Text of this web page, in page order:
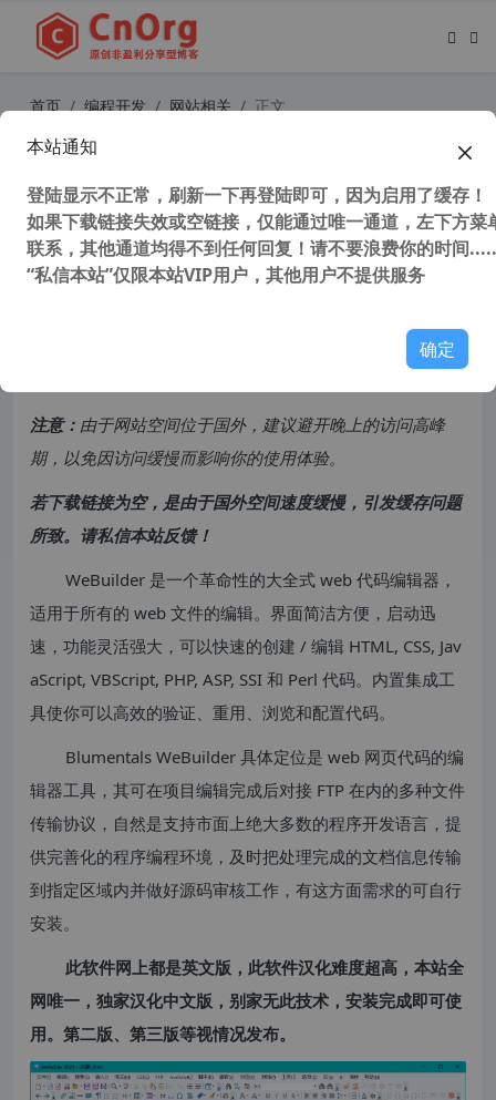
首页 编程开发 网站相关 正文
独家汉化 Blumentals WeBuilder 20
25 v18.2.0.265 中文版 Web代码编辑
器 网页编辑器
41,696 次浏览次阅读
注意： 由于网站空间位于国外，建议避开晚上的访问高峰
期，以免因访问缓慢而影响你的使用体验。
若下载链接为空，是由于国外空间速度缓慢，引发缓存问题
所致。请私信本站反馈！
WeBuilder 是一个革命性的大全式 web 代码编辑器，
适用于所有的 web 文件的编辑。界面简洁方便，启动迅
速，功能灵活强大，可以快速的创建 / 编辑 HTML, CSS, Jav
aScript, VBScript, PHP, ASP, SSI 和 Perl 代码。内置集成工
具使你可以高效的验证、重用、浏览和配置代码。
Blumentals WeBuilder 具体定位是 web 网页代码的编
辑器工具，其可在项目编辑完成后对接 FTP 在内的多种文件
传输协议，自然是支持市面上绝大多数的程序开发语言，提
供完善化的程序编程环境，及时把处理完成的文档信息传输
到指定区域内并做好源码审核工作，有这方面需求的可自行
安装。
此软件网上都是英文版，此软件汉化难度超高，本站全
网唯一，独家汉化中文版，别家无此技术，安装完成即可使
用。第二版、第三版等视情况发布。
本站通知
登陆显示不正常，刷新一下再登陆即可，因为启用了缓存！
如果下载链接失效或空链接，仅能通过唯一通道，左下方菜
联系，其他通道均得不到任何回复！请不要浪费你的时间
“私信本站”仅限本站VIP用户，其他用户不提供服务
确定